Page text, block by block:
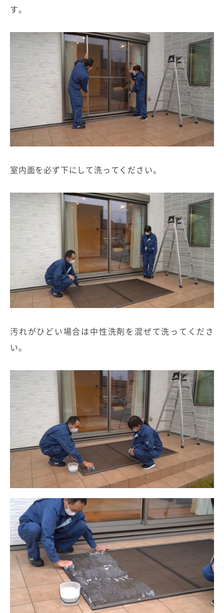
す。
室内面を必ず下にして洗ってください。
汚れがひどい場合は中性洗剤を混ぜて洗ってくださ
い。